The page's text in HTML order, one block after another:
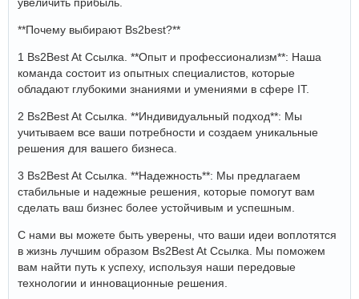
**Почему выбирают Bs2best?**
1 Bs2Best At Ссылка. **Опыт и профессионализм**: Наша
команда состоит из опытных специалистов, которые
обладают глубокими знаниями и умениями в сфере IT.
2 Bs2Best At Ссылка. **Индивидуальный подход**: Мы
учитываем все ваши потребности и создаем уникальные
решения для вашего бизнеса.
3 Bs2Best At Ссылка. **Надежность**: Мы предлагаем
стабильные и надежные решения, которые помогут вам
сделать ваш бизнес более устойчивым и успешным.
С нами вы можете быть уверены, что ваши идеи воплотятся
в жизнь лучшим образом Bs2Best At Ссылка. Мы поможем
вам найти путь к успеху, используя наши передовые
технологии и инновационные решения.